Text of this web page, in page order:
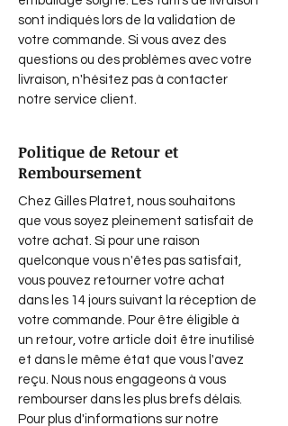
sont indiqués lors de la validation de
votre commande. Si vous avez des
questions ou des problèmes avec votre
livraison, n'hésitez pas à contacter
notre service client.
Politique de Retour et
Remboursement
Chez Gilles Platret, nous souhaitons
que vous soyez pleinement satisfait de
votre achat. Si pour une raison
quelconque vous n'êtes pas satisfait,
vous pouvez retourner votre achat
dans les 14 jours suivant la réception de
votre commande. Pour être éligible à
un retour, votre article doit être inutilisé
et dans le même état que vous l'avez
reçu. Nous nous engageons à vous
rembourser dans les plus brefs délais.
Pour plus d'informations sur notre